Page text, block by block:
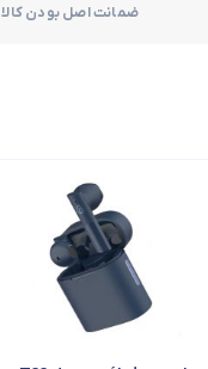
ضمانت اصل بودن کالا